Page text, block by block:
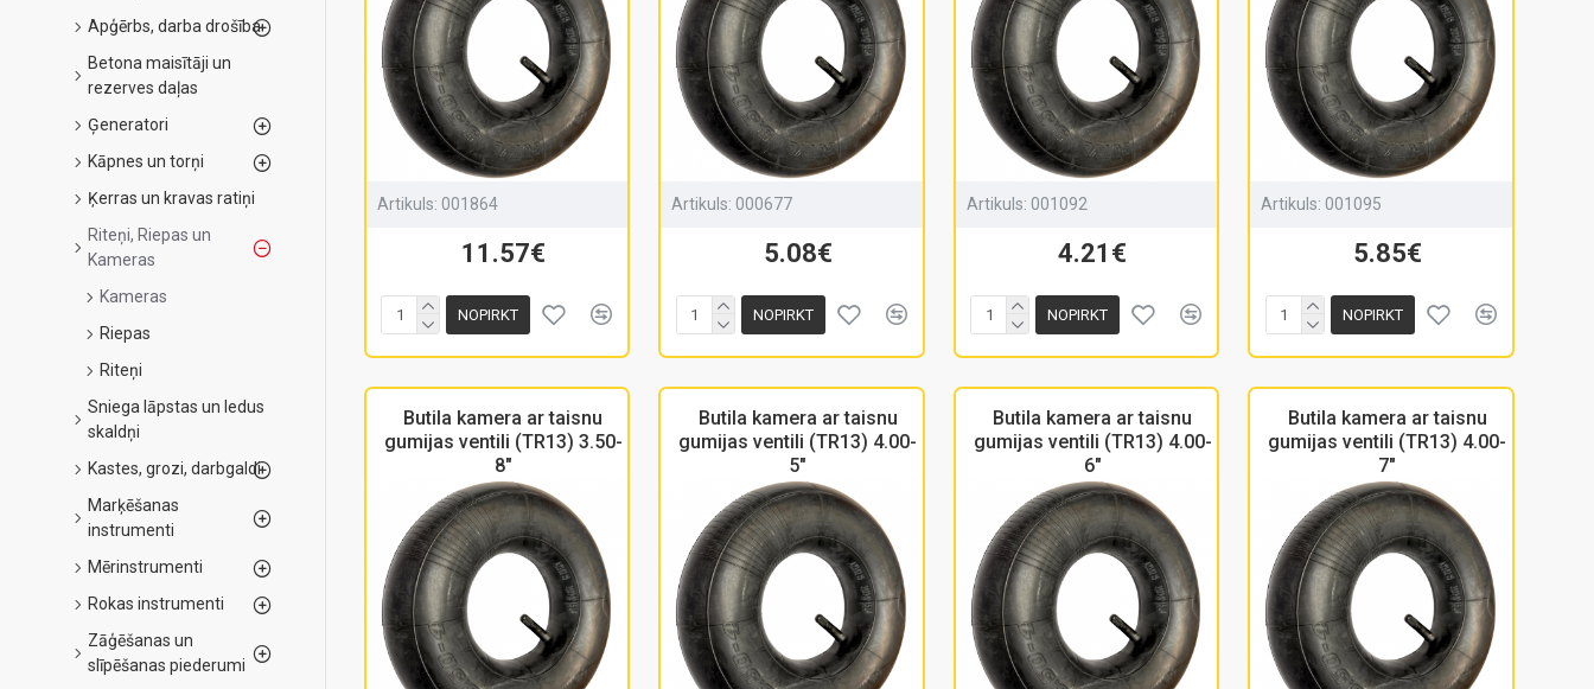
Apģērbs, darba drošība
Betona maisītāji un
rezerves daļas
Ģeneratori
Kāpnes un torņi
Ķerras un kravas ratiņi
Riteņi, Riepas un
Kameras
Kameras
Riepas
Riteņi
Sniega lāpstas un ledus
skaldņi
Kastes, grozi, darbgaldi
Marķēšanas
instrumenti
Mērinstrumenti
Rokas instrumenti
Zāģēšanas un
slīpēšanas piederumi
Artikuls: 001864
11.57€
NOPIRKT
Artikuls: 000677
5.08€
NOPIRKT
Artikuls: 001092
4.21€
NOPIRKT
Artikuls: 001095
5.85€
NOPIRKT
Butila kamera ar taisnu
gumijas ventili (TR13) 3.50-
8"
Butila kamera ar taisnu
gumijas ventili (TR13) 4.00-
5"
Butila kamera ar taisnu
gumijas ventili (TR13) 4.00-
6"
Butila kamera ar taisnu
gumijas ventili (TR13) 4.00-
7"